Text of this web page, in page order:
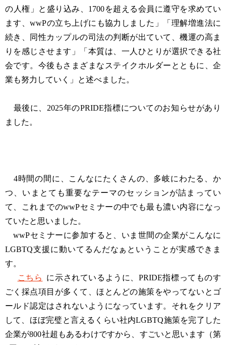
の人権」と盛り込み、1700を超える会員に遵守を求めてい
ます、wwPの立ち上げにも協力しました」「理解増進法に
続き、同性カップルの司法の判断が出ていて、機運の高ま
りを感じさせます」「本質は、一人ひとりが選択できる社
会です。今後もさまざまなステイクホルダーとともに、企
業も努力していく」と述べました。
最後に、2025年のPRIDE指標についてのお知らせがあり
ました。
4時間の間に、こんなにたくさんの、多岐にわたる、か
つ、いまとても重要なテーマのセッションが詰まってい
て、これまでのwwPセミナーの中でも最も濃い内容になっ
ていたと思いました。
wwPセミナーに参加すると、いま世間の企業がこんなに
LGBTQ支援に動いてるんだなぁということが実感できま
す。
こちら
に示されているように、PRIDE指標ってものす
ごく採点項目が多くて、ほとんどの施策をやってないとゴ
ールド認定はされないようになっています。それをクリア
して、ほぼ完璧と言えるくらい社内LGBTQ施策を完了した
企業が800社超もあるわけですから、すごいと思います（第